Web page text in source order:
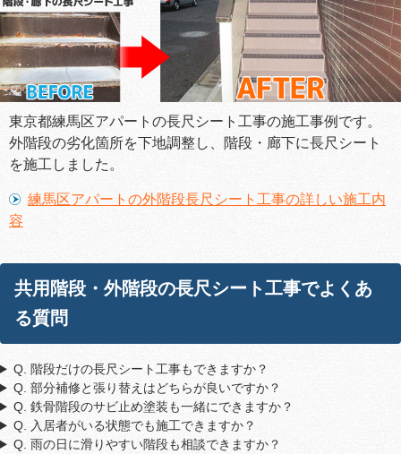
東京都練馬区アパートの長尺シート工事の施工事例です。
外階段の劣化箇所を下地調整し、階段・廊下に長尺シート
を施工しました。
練馬区アパートの外階段長尺シート工事の詳しい施工内
容
共用階段・外階段の長尺シート工事でよくあ
る質問
Q. 階段だけの長尺シート工事もできますか？
Q. 部分補修と張り替えはどちらが良いですか？
Q. 鉄骨階段のサビ止め塗装も一緒にできますか？
Q. 入居者がいる状態でも施工できますか？
Q. 雨の日に滑りやすい階段も相談できますか？